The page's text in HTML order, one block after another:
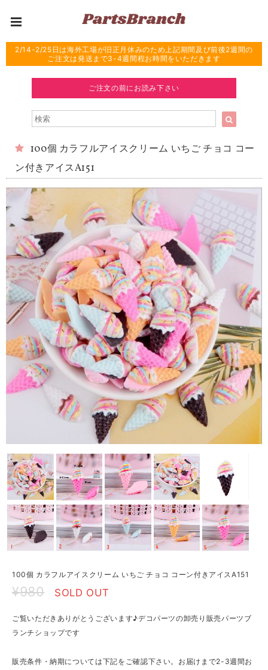
2/14-2/25日は海外工場が旧正月休みのため上記期間及び前後2週間の
ご注文は発送まで3-4週間程お時間をいただきます
ご注文の前にお読み下さい
100個 カラフルアイスクリーム いちご チョコ コー
ン付きアイスA151
100個 カラフルアイスクリーム いちご チョコ コーン付きアイスA151
¥980 SOLD OUT
ご覧いただきありがとうございます♪デコパーツの卸売り販売パーツブ
ランチショップです
販売条件・納期については下記をご確認下さい。お届けまで2-3週間お